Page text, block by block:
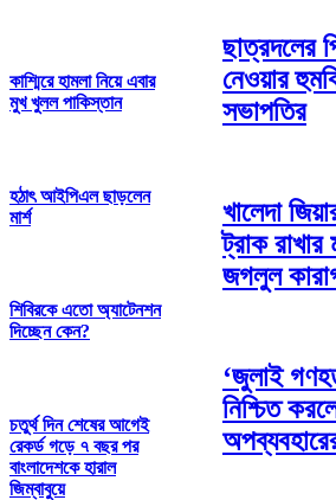
কাশ্মিরে হামলা নিয়ে এবার
মুখ খুলল পাকিস্তান
হঠাৎ আইপিএল ছাড়লেন
মার্শ
শিবিরকে এতো অ্যাটেনশন
দিচ্ছেন কেন?
চতুর্থ দিন শেষের আগেই
রেকর্ড গড়ে ৭ বছর পর
বাংলাদেশকে হারাল
জিম্বাবুয়ে
ছাত্রদলের
নেওয়ার
সভাপতির
খালেদা
ট্রাক
জগলুল
‘জুলাই
নিশ্চিত